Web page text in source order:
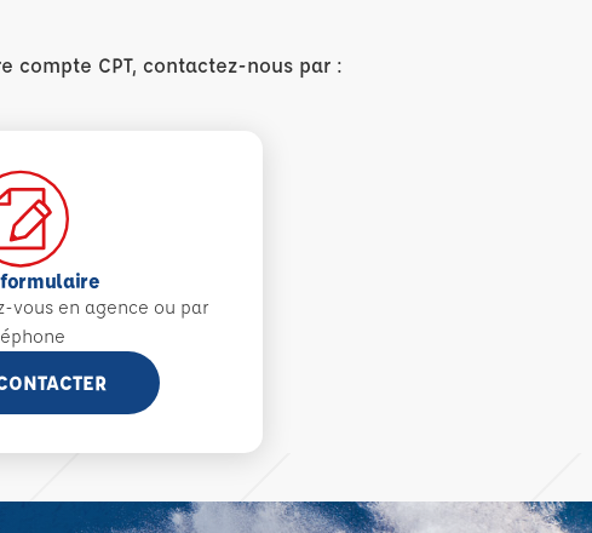
compte CPT, contactez-nous par :
vous en agence ou par